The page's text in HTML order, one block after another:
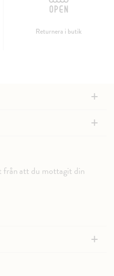
Returnera i butik
+
+
från att du mottagit din
+